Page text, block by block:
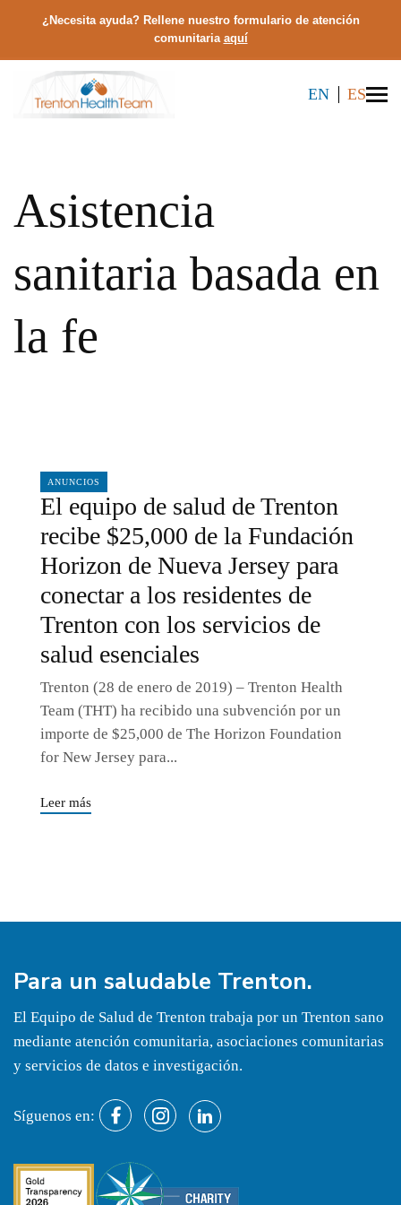
¿Necesita ayuda? Rellene nuestro formulario de atención
comunitaria aquí
EN ES
Asistencia
sanitaria basada en
la fe
ANUNCIOS
01/28/2019
El equipo de salud de Trenton
recibe $25,000 de la Fundación
Horizon de Nueva Jersey para
conectar a los residentes de
Trenton con los servicios de
salud esenciales
Trenton (28 de enero de 2019) – Trenton Health
Team (THT) ha recibido una subvención por un
importe de $25,000 de The Horizon Foundation
for New Jersey para...
Leer más
Para un saludable Trenton.
El Equipo de Salud de Trenton trabaja por un Trenton sano
mediante atención comunitaria, asociaciones comunitarias
y servicios de datos e investigación.
Síguenos en: